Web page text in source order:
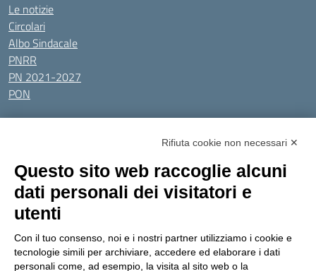
Le notizie
Circolari
Albo Sindacale
PNRR
PN 2021-2027
PON
Tutti gli argomenti
Amministrazione Trasparente
Privacy Policy
Dichiarazione di accessibilitàObiettivi di accessibilità
Seguici su:
Indirizzo:Via Gaetano Donizetti 30, Collegno
Centralino:0114053925 Email: toic8cg002@istruzione.it
Rifiuta cookie non necessari ✕
Questo sito web raccoglie alcuni
dati personali dei visitatori e
utenti
Con il tuo consenso, noi e i nostri partner utilizziamo i cookie e
tecnologie simili per archiviare, accedere ed elaborare i dati
personali come, ad esempio, la visita al sito web o la